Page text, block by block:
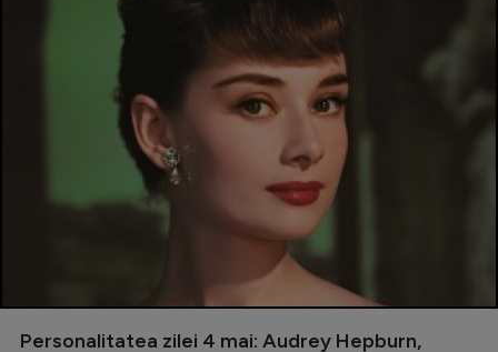
Personalitatea zilei 4 mai: Audrey Hepburn,